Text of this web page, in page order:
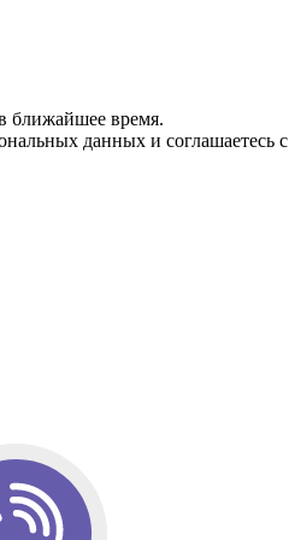
ближайшее время.
данных и соглашаетесь с